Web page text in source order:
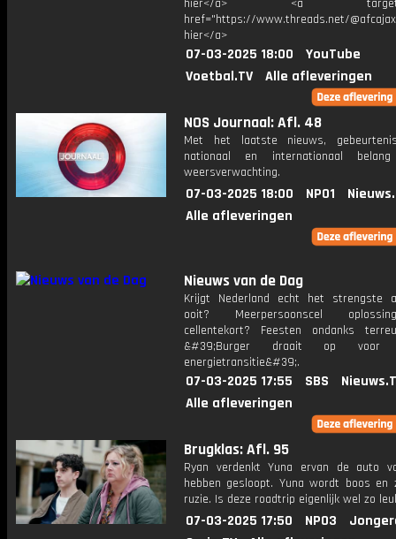
hier</a> <a
href="https://www.threads.net/
hier</a>
07-03-2025 18:00
YouTube
Voetbal.TV
Alle afleveringen
NOS Journaal: Afl. 48
Met het laatste nieuws,
nationaal en internationaal
weersverwachting.
07-03-2025 18:00 NPO1
Alle afleveringen
Nieuws van de Dag
Krijgt Nederland echt het strengste
ooit? Meerpersoonscel
cellentekort? Feesten ondanks
&#39;Burger draait op voor
energietransitie&#39;.
07-03-2025 17:55 SBS
Alle afleveringen
Brugklas: Afl. 95
Ryan verdenkt Yuna ervan de auto
hebben gesloopt. Yuna wordt boos en
ruzie. Is deze roadtrip eigenlijk wel zo
07-03-2025 17:50 NPO3